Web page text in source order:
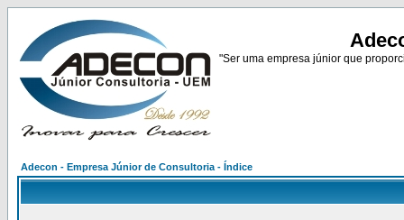
"Ser uma empresa júnior que
Adecon - Empresa Júnior de Consultoria - Índice